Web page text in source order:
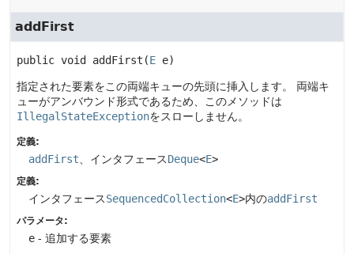
addFirst
public void addFirst (E e)
指定された要素をこの両端キューの先頭に挿入します。
両端キ
ューがアンバウンド形式であるため、このメソッドは
IllegalStateExceptionをスローしません。
定義:
addFirst 、インタフェースDeque<E>
定義:
インタフェースSequencedCollection<E>内のaddFirst
パラメータ:
e - 追加する要素